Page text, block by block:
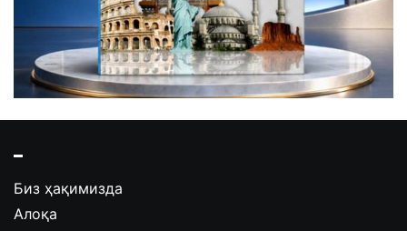
Биз ҳақимизда
Алоқа